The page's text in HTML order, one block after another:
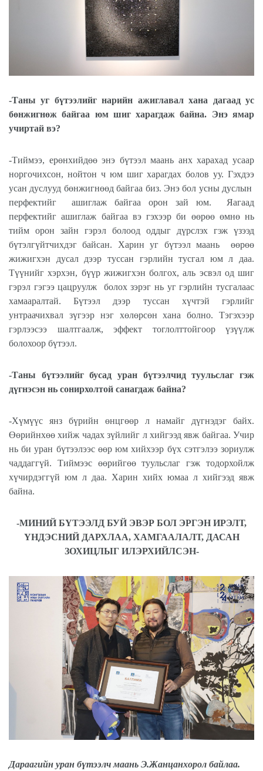
-Таны уг бүтээлийг нарийн ажиглавал хана дагаад ус
бөнжигнөж байгаа юм шиг харагдаж байна. Энэ ямар
учиртай вэ?
-Тиймээ, ерөнхийдөө энэ бүтээл маань анх харахад усаар
норгочихсон, нойтон ч юм шиг харагдах болов уу. Гэхдээ
усан дуслууд бөнжигнөөд байгаа биз. Энэ бол усны дуслын
перфектийг
ашиглаж байгаа орон зай юм.
Яагаад
перфектийг ашиглаж байгаа вэ гэхээр би өөрөө өмнө нь
тийм орон зайн гэрэл болоод оддыг дүрслэх гэж үзээд
бүтэлгүйтчихдэг байсан. Харин уг бүтээл маань
өөрөө
жижигхэн дусал дээр туссан гэрлийн тусгал юм л даа.
Түүнийг хэрхэн, бүүр жижигхэн болгох, аль эсвэл од шиг
гэрэл гэгээ цацруулж
болох зэрэг нь уг гэрлийн тусгалаас
хамааралтай. Бүтээл дээр туссан хүчтэй гэрлийг
унтраачихвал зүгээр нэг хөлөрсөн хана болно. Тэгэхээр
гэрлээсээ шалтгаалж, эффект тоглолттойгоор үзүүлж
болохоор бүтээл.
-Таны бүтээлийг бусад уран бүтээлчид туульслаг гэж
дүгнэсэн нь сонирхолтой санагдаж байна?
-Хүмүүс янз бүрийн өнцгөөр л намайг дүгнэдэг байх.
Өөрийнхөө хийж чадах зүйлийг л хийгээд явж байгаа. Учир
нь би уран бүтээлээс өөр юм хийхээр бүх сэтгэлээ зориулж
чаддаггүй. Тиймээс өөрийгөө туульслаг гэж тодорхойлж
хүчирдэггүй юм л даа. Харин хийх юмаа л хийгээд явж
байна.
-МИНИЙ БҮТЭЭЛД БУЙ ЭВЭР БОЛ ЭРГЭН ИРЭЛТ,
ҮНДЭСНИЙ ДАРХЛАА, ХАМГААЛАЛТ, ДАСАН
ЗОХИЦЛЫГ ИЛЭРХИЙЛСЭН-
Дараагийн уран бүтээлч маань Э.Жанцанхорол байлаа.